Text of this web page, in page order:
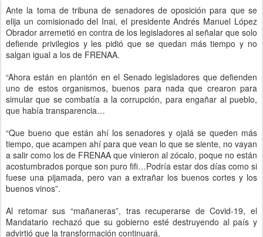
Ante la toma de tribuna de senadores de oposición para que se
elija un comisionado del Inai, el presidente Andrés Manuel López
Obrador arremetió en contra de los legisladores al señalar que solo
defiende privilegios y les pidió que se quedan más tiempo y no
salgan igual a los de FRENAA.
“Ahora están en plantón en el Senado legisladores que defienden
uno de estos organismos, buenos para nada que crearon para
simular que se combatía a la corrupción, para engañar al pueblo,
que había transparencia…
“Que bueno que están ahí los senadores y ojalá se queden más
tiempo, que acampen ahí para que vean lo que se siente, no vayan
a salir como los de FRENAA que vinieron al zócalo, poque no están
acostumbrados porque son puro fifi…Podría estar dos días como si
fuese una pijamada, pero van a extrañar los buenos cortes y los
buenos vinos”.
Al retomar sus “mañaneras”, tras recuperarse de Covid-19, el
Mandatario rechazó que su gobierno esté destruyendo al país y
advirtió que la transformación continuará.